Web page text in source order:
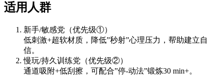
适用人群
新手/敏感党（优先级①）
低刺激+超软材质，降低”秒射”心理压力，帮助建立自
信。
慢玩/持久训练党（优先级②）
通道吸附+低刮擦，可配合”停-动法”锻炼30 min+。